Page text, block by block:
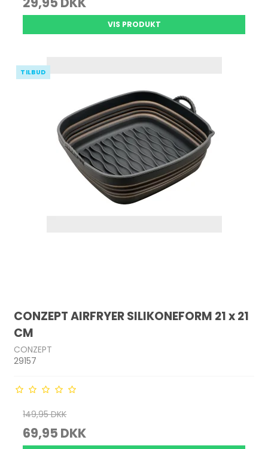
VIS PRODUKT
TILBUD
CONZEPT AIRFRYER SILIKONEFORM 21 x 21
CM
CONZEPT
29157
149,95 DKK
69,95 DKK